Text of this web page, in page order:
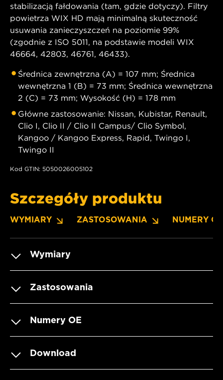
stabilizacją fałdowania (tam, gdzie dotyczy). Filtry
powietrza WIX HD mają minimalną skuteczność
usuwania zanieczyszczeń na poziomie 99%
(zgodnie z ISO 5011, na podstawie modeli WIX
46664, 42803, 46761, 46433).
Średnica zewnętrzna (A) = 107 mm; Średnica
wewnętrzna 1 (B) = 73 mm; Średnica wewnętrzna
2 (C) = 73 mm; Wysokość (H) = 178 mm
Główne zastosowanie: Nissan, Kubistar, Renault,
Clio I, Clio II / Clio II Campus/ Clio Symbol,
Kangoo / Kangoo Express, Rapid, Twingo I,
Twingo II
Kod GTIN: 5050026005102
Szczegóły produktu
WYMIARY ZASTOSOWANIA NUMERY OE
Wymiary
Zastosowania
Numery OE
Download